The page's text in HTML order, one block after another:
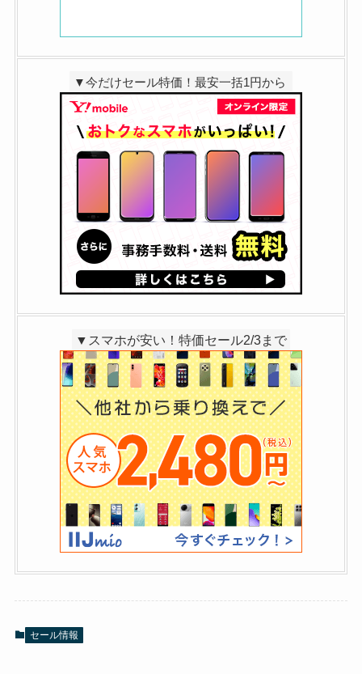
▼今だけセール特価！最安一括1円から
▼スマホが安い！特価セール2/3まで
セール情報